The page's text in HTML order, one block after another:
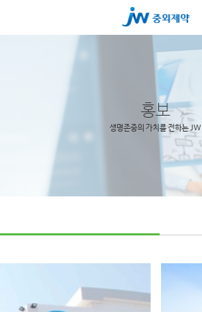
홍보
생명존중의 가치를 전하는 JW